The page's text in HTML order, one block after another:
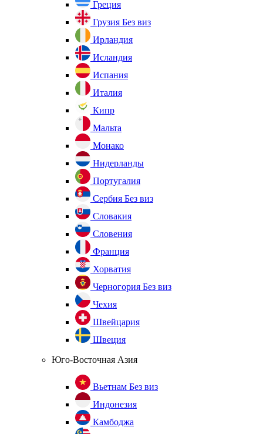
Греция
Грузия Без виз
Ирландия
Исландия
Испания
Италия
Кипр
Мальта
Монако
Нидерланды
Португалия
Сербия Без виз
Словакия
Словения
Франция
Хорватия
Черногория Без виз
Чехия
Швейцария
Швеция
Юго-Восточная Азия
Вьетнам Без виз
Индонезия
Камбоджа